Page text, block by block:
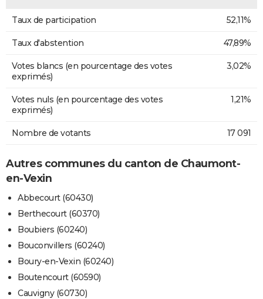
Taux de participation 52,11%
Taux d'abstention 47,89%
Votes blancs (en pourcentage des votes
exprimés)
3,02%
Votes nuls (en pourcentage des votes
exprimés)
1,21%
Nombre de votants 17 091
Autres communes du canton de Chaumont-
en-Vexin
Abbecourt (60430)
Berthecourt (60370)
Boubiers (60240)
Bouconvillers (60240)
Boury-en-Vexin (60240)
Boutencourt (60590)
Cauvigny (60730)